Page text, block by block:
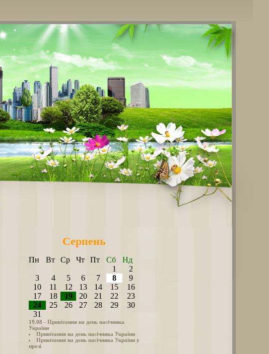
Серпень
Пн Вт Ср Чт Пт Сб
Нд
1
2
3
4 5 6 7 8
9
10
11 12 13 14 15
16
17
18 19 20 21 22
23
24
25 26 27 28 29
30
31
19.08 - Привітання на день пасічника
України
Привітання на день пасічника України
Привітання на день пасічника України у
прозі